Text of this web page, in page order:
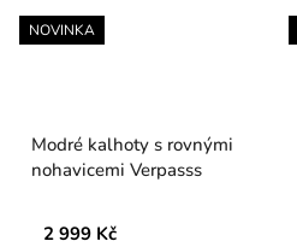
NOVINKA
Modré kalhoty s rovnými
nohavicemi Verpasss
2 999 Kč